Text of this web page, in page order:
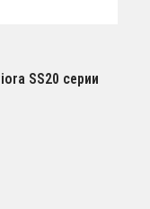
SS20 серии